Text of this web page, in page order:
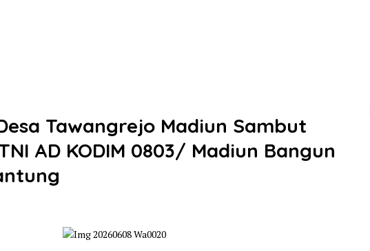
Tawangrejo Madiun Sambut
AD KODIM 0803/ Madiun Bangun